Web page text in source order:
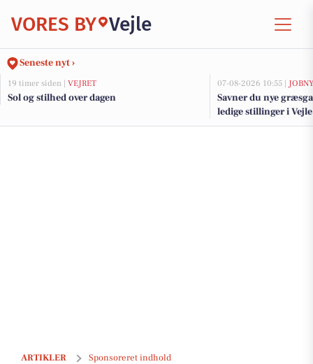
VORES BY Vejle
Seneste nyt ›
19 timer siden | VEJRET
Sol og stilhed over dagen
07-08-2026 10:55 |
Savner du nye
ledige stillinger i
ARTIKLER Sponsoreret indhold
Leder du efter en ny bolig at leje? Sådan får du fat i drømmeboligen i